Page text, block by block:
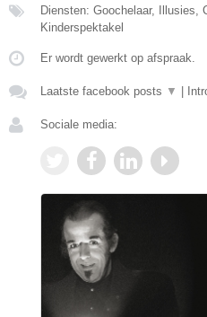
Diensten: Goochelaar, Illusies,
Kinderspektakel
Er wordt gewerkt op afspraak.
Laatste facebook posts ▼ |
Sociale media: